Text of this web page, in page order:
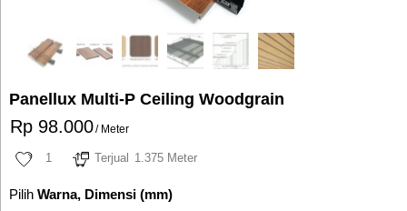
Panellux Multi-P Ceiling Woodgrain
Rp 98.000/ Meter
1 Terjual 1.375 Meter
Pilih Warna, Dimensi (mm)